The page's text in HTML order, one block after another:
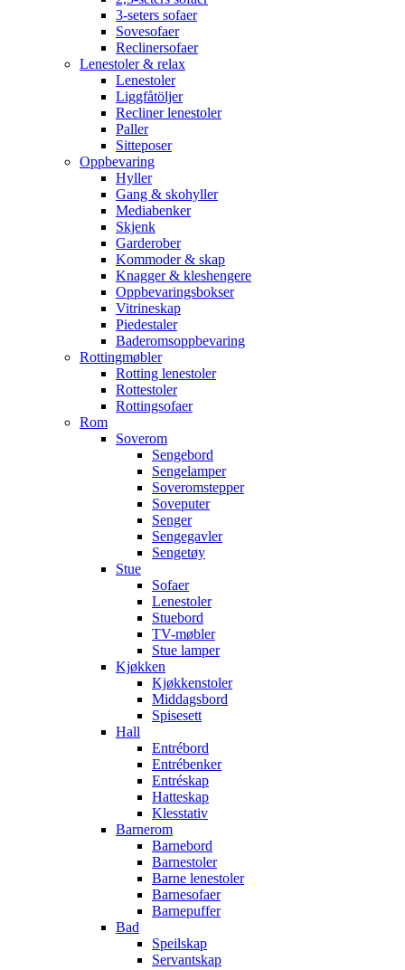
3-seters sofaer
Sovesofaer
Reclinersofaer
Lenestoler & relax
Lenestoler
Liggfåtöljer
Recliner lenestoler
Paller
Sitteposer
Oppbevaring
Hyller
Gang & skohyller
Mediabenker
Skjenk
Garderober
Kommoder & skap
Knagger & kleshengere
Oppbevaringsbokser
Vitrineskap
Piedestaler
Baderomsoppbevaring
Rottingmøbler
Rotting lenestoler
Rottestoler
Rottingsofaer
Rom
Soverom
Sengebord
Sengelamper
Soveromstepper
Soveputer
Senger
Sengegavler
Sengetøy
Stue
Sofaer
Lenestoler
Stuebord
TV-møbler
Stue lamper
Kjøkken
Kjøkkenstoler
Middagsbord
Spisesett
Hall
Entrébord
Entrébenker
Entréskap
Hatteskap
Klesstativ
Barnerom
Barnebord
Barnestoler
Barne lenestoler
Barnesofaer
Barnepuffer
Bad
Speilskap
Servantskap